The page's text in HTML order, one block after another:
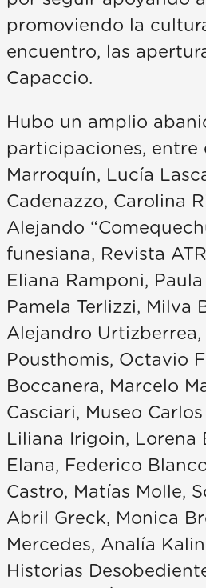
promoviendo la
encuentro, las
Capaccio.
Hubo un amplio
participaciones, entre
Marroquín, Lucía
Cadenazzo, Carolina
Alejando
funesiana, Revista
Eliana Ramponi,
Pamela Terlizzi, Milva
Alejandro Urtizberrea,
Pousthomis, Octavio
Boccanera, Marcelo
Casciari, Museo
Liliana Irigoin, Lorena
Elana, Federico
Castro, Matías Molle,
Abril Greck, Monica
Mercedes, Analía
Historias